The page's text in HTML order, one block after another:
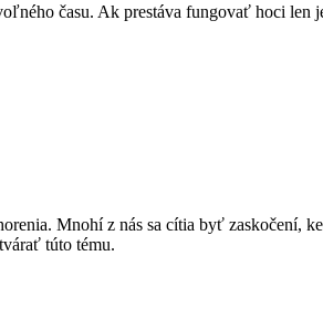
času. Ak prestáva fungovať hoci len
Mnohí z nás sa cítia byť zaskočení,
túto tému.